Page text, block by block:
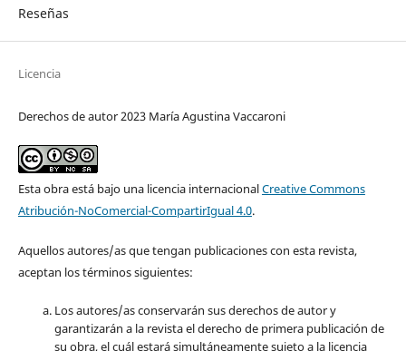
Reseñas
Licencia
Derechos de autor 2023 María Agustina Vaccaroni
Esta obra está bajo una licencia internacionalCreative Commons
Atribución-NoComercial-CompartirIgual 4.0.
Aquellos autores/as que tengan publicaciones con esta revista,
aceptan los términos siguientes:
Los autores/as conservarán sus derechos de autor y
garantizarán a la revista el derecho de primera publicación de
su obra, el cuál estará simultáneamente sujeto a la licencia